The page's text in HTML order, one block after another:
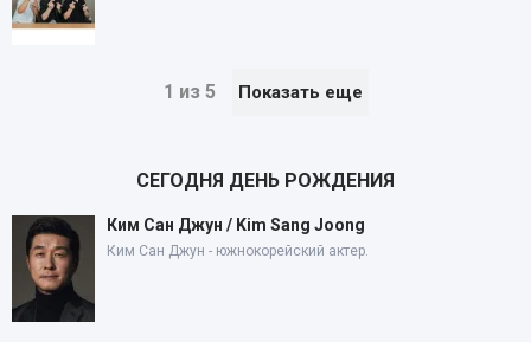
1 из 5 Показать еще
СЕГОДНЯ ДЕНЬ РОЖДЕНИЯ
Ким Сан Джун / Kim Sang Joong
Ким Сан Джун - южнокорейский актер.